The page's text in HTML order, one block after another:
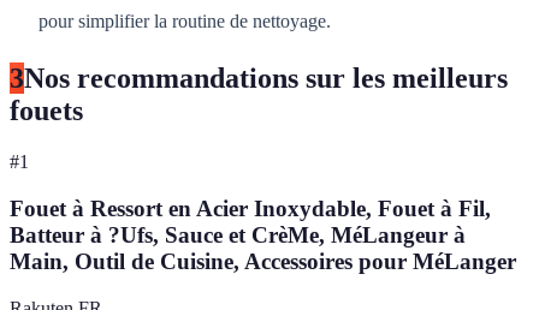
pour simplifier la routine de nettoyage.
3Nos recommandations sur les meilleurs
fouets
#1
Fouet à Ressort en Acier Inoxydable, Fouet à Fil,
Batteur à ?Ufs, Sauce et CrèMe, MéLangeur à
Main, Outil de Cuisine, Accessoires pour MéLanger